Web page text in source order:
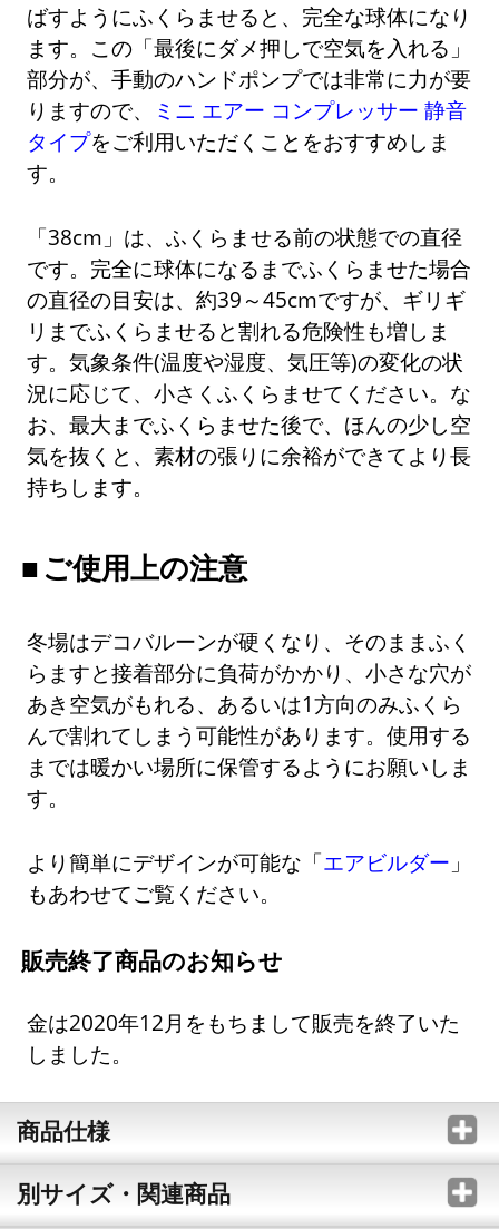
ばすようにふくらませると、完全な球体になり
ます。この「最後にダメ押しで空気を入れる」
部分が、手動のハンドポンプでは非常に力が要
りますので、
ミニ エアー コンプレッサー 静音
タイプをご利用いただくことをおすすめしま
す。
「38cm」は、ふくらませる前の状態での直径
です。完全に球体になるまでふくらませた場合
の直径の目安は、約39～45cmですが、ギリギ
リまでふくらませると割れる危険性も増しま
す。気象条件(温度や湿度、気圧等)の変化の状
況に応じて、小さくふくらませてください。な
お、最大までふくらませた後で、ほんの少し空
気を抜くと、素材の張りに余裕ができてより長
持ちします。
ご使用上の注意
冬場はデコバルーンが硬くなり、そのままふく
らますと接着部分に負荷がかかり、小さな穴が
あき空気がもれる、あるいは1方向のみふくら
んで割れてしまう可能性があります。使用する
までは暖かい場所に保管するようにお願いしま
す。
より簡単にデザインが可能な「エアビルダー 」
もあわせてご覧ください。
販売終了商品のお知らせ
金は2020年12月をもちまして販売を終了いた
しました。
商品仕様
別サイズ・関連商品